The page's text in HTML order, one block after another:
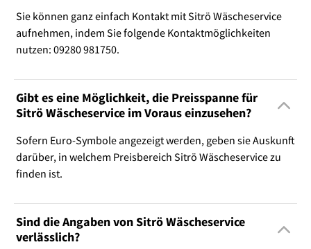
Sie können ganz einfach Kontakt mit Sitrö Wäscheservice
aufnehmen, indem Sie folgende Kontaktmöglichkeiten
nutzen: 09280 981750.
Gibt es eine Möglichkeit, die Preisspanne für
Sitrö Wäscheservice im Voraus einzusehen?
Sofern Euro-Symbole angezeigt werden, geben sie Auskunft
darüber, in welchem Preisbereich Sitrö Wäscheservice zu
finden ist.
Sind die Angaben von Sitrö Wäscheservice
verlässlich?